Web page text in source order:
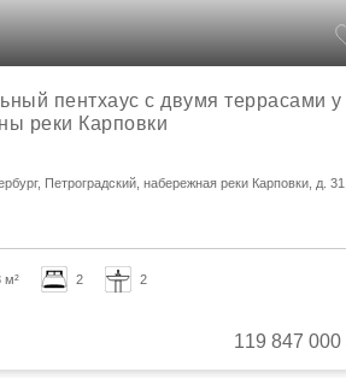
пентхаус с двумя террасами у
реки Карповки
Петроградский, набережная реки Карповки, д. 31,
м² 2 2
119 847 000